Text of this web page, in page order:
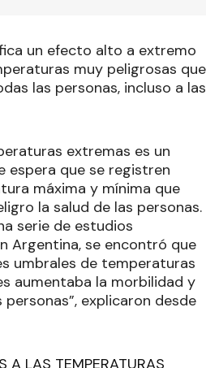
un efecto alto a extremo
muy peligrosas que
las personas, incluso a las
extremas es un
espera que se registren
máxima y mínima que
la salud de las personas.
serie de estudios
Argentina, se encontró que
umbrales de temperaturas
aumentaba la morbilidad y
explicaron desde
A LAS TEMPERATURAS